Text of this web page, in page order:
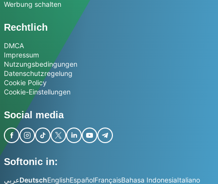
Werbung schalten
Rechtlich
DMCA
Impressum
Nutzungsbedingungen
Datenschutzregelung
Cookie Policy
Cookie-Einstellungen
Social media
Softonic in:
عربيDeutschEnglishEspañolFrançaisBahasa IndonesiaItaliano